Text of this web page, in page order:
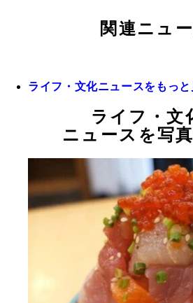
関連ニュ
ライフ・文化ニュースをもっと
ライフ・文
ニュースを写